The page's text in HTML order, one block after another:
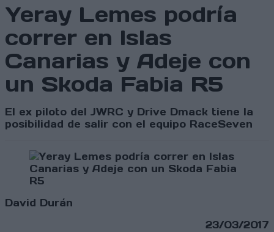
Yeray Lemes podría
correr en Islas
Canarias y Adeje con
un Skoda Fabia R5
El ex piloto del JWRC y Drive Dmack tiene la
posibilidad de salir con el equipo RaceSeven
David Durán
23/03/2017